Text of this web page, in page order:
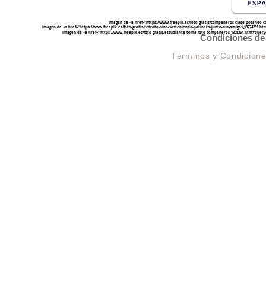
Imagen de <a href="https://www.freepik.es/foto-gratis/companeros-clase-posando-
Imagen de <a href="https://www.freepik.es/foto-gratis/estudiante-toma-foto-
Imagen de <a href="https://www.freepik.es/foto-gratis/retrato-nino-sosteniendo-patineta-junto-sus-
Condiciones
Términos y